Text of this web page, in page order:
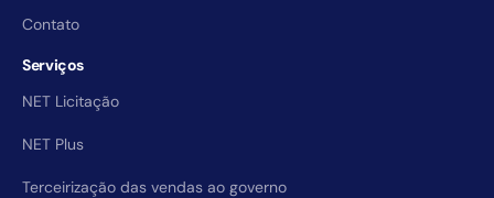
Contato
Serviços
NET Licitação
NET Plus
Terceirização das vendas ao governo